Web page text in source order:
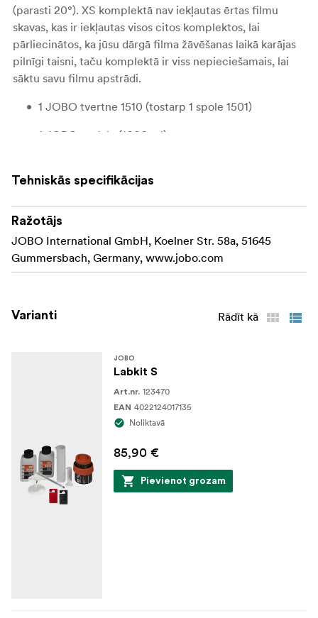
(parasti 20°). XS komplektā nav iekļautas ērtas filmu
skavas, kas ir iekļautas visos citos komplektos, lai
pārliecinātos, ka jūsu dārgā filma žāvēšanas laikā karājas
pilnīgi taisni, taču komplektā ir viss nepieciešamais, lai
sāktu savu filmu apstrādi.
1 JOBO tvertne 1510 (tostarp 1 spole 1501)
1 JOBO pudele (1000 ml)
1 JOBO krāsu termometrs
Tehniskās specifikācijas
Ražotājs
JOBO International GmbH, Koelner Str. 58a, 51645
Gummersbach, Germany, www.jobo.com
Varianti Rādīt kā
JOBO
Labkit S
Art.nr. 123470
EAN 4022124017135
Noliktavā
85,90 €
Pievienot grozam